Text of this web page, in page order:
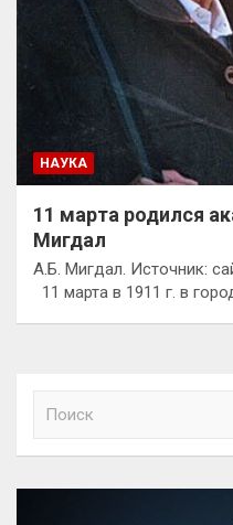
НАУКА
11 марта родился
Мигдал
А.Б. Мигдал. Источник:
11 марта в 1911 г. в
к